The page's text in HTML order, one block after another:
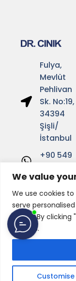
We value
We use cookies
serve
traffic. By
cookies.
Customise
Fulya,
Mevlüt
Pehlivan
Sk. No:19,
34394
Şişli/
İstanbul
+90 549